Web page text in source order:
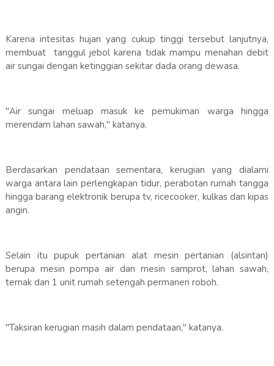
Karena intesitas hujan yang cukup tinggi tersebut lanjutnya,
membuat tanggul jebol karena tidak mampu menahan debit
air sungai dengan ketinggian sekitar dada orang dewasa.
"Air sungai meluap masuk ke pemukiman warga hingga
merendam lahan sawah," katanya.
Berdasarkan pendataan sementara, kerugian yang dialami
warga antara lain perlengkapan tidur, perabotan rumah tangga
hingga barang elektronik berupa tv, ricecooker, kulkas dan kipas
angin.
Selain itu pupuk pertanian alat mesin pertanian (alsintan)
berupa mesin pompa air dan mesin samprot, lahan sawah,
ternak dan 1 unit rumah setengah permanen roboh.
"Taksiran kerugian masih dalam pendataan," katanya.